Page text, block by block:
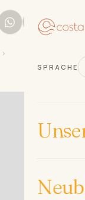
SPRACHE
›
›